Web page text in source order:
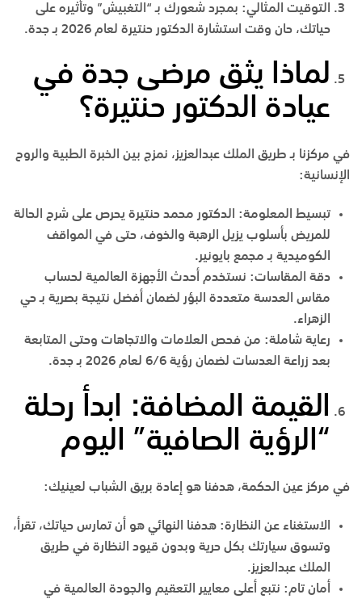
التوقيت المثالي: بمجرد شعورك بـ “التغبيش” وتأثيره على
حياتك، حان وقت استشارة الدكتور حنتيرة لعام 2026 بـ
جدة.
لماذا يثق مرضى جدة في
عيادة الدكتور حنتيرة؟
في مركزنا بـ طريق الملك عبدالعزيز، نمزج بين الخبرة الطبية والروح
الإنسانية:
تبسيط المعلومة: الدكتور محمد حنتيرة يحرص على شرح الحالة
للمريض بأسلوب يزيل الرهبة والخوف، حتى في المواقف
الكوميدية بـ مجمع بايونير.
دقة المقاسات: نستخدم أحدث الأجهزة العالمية لحساب
مقاس العدسة متعددة البؤر لضمان أفضل نتيجة بصرية بـحي
الزهراء.
رعاية شاملة: من فحص العلامات والاتجاهات وحتى المتابعة
بعد زراعة العدسات لضمان رؤية 6/6 لعام 2026 بـ
جدة.
القيمة المضافة: ابدأ رحلة
“الرؤية الصافية” اليوم
في مركز عين الحكمة، هدفنا هو إعادة بريق الشباب لعينيك:
الاستغناء عن النظارة: هدفنا النهائي هو أن تمارس حياتك، تقرأ،
وتسوق سيارتك بكل حرية وبدون قيود النظارة في طريق
الملك عبدالعزيز.
أمان تام: نتبع أعلى معايير التعقيم والجودة العالمية في